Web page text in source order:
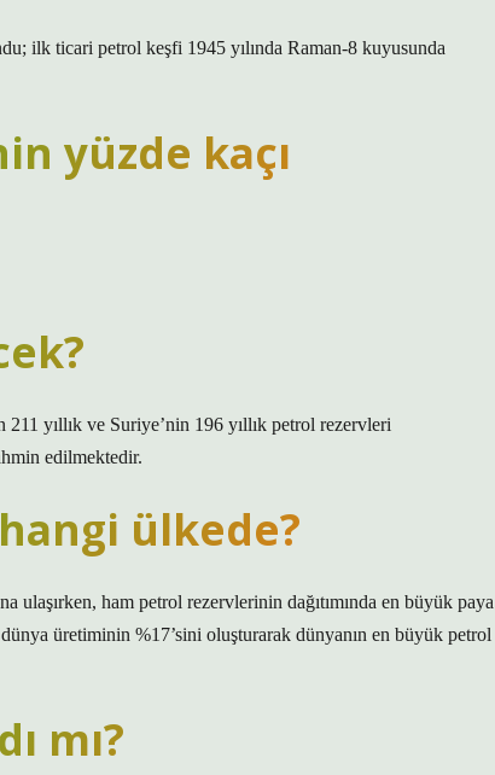
ilk ticari petrol keşfi 1945 yılında Raman-8 kuyusunda
yüzde kaçı
211 yıllık ve Suriye’nin 196 yıllık petrol rezervleri
edilmektedir.
ülkede?
ham petrol rezervlerinin dağıtımında en büyük paya
üretiminin %17’sini oluşturarak dünyanın en büyük petrol
mı?